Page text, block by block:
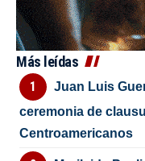
Más leídas
Juan Luis
ceremonia de
Centroamericanos